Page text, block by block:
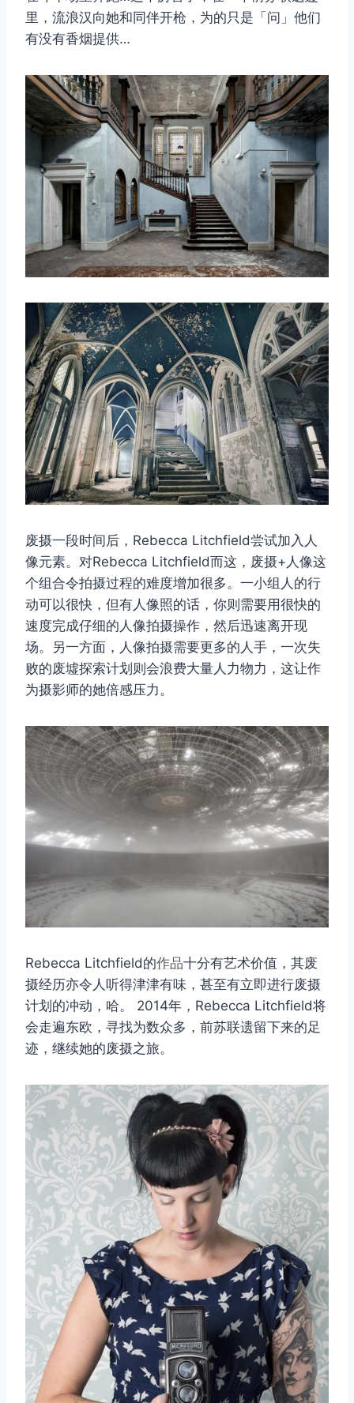
里，流浪汉向她和同伴开枪，为的只是「问」他们
有没有香烟提供…
废摄一段时间后，Rebecca Litchfield尝试加入人
像元素。对Rebecca Litchfield而这，废摄+人像这
个组合令拍摄过程的难度增加很多。一小组人的行
动可以很快，但有人像照的话，你则需要用很快的
速度完成仔细的人像拍摄操作，然后迅速离开现
场。另一方面，人像拍摄需要更多的人手，一次失
败的废墟探索计划则会浪费大量人力物力，这让作
为摄影师的她倍感压力。
Rebecca Litchfield的作品十分有艺术价值，其废
摄经历亦令人听得津津有味，甚至有立即进行废摄
计划的冲动，哈。 2014年，Rebecca Litchfield将
会走遍东欧，寻找为数众多，前苏联遗留下来的足
迹，继续她的废摄之旅。
取消 搜索